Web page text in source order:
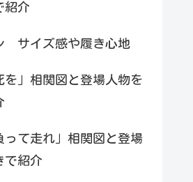
紹介
サイズ感や履き心地
を」相関図と登場人物を
って走れ」相関図と登場
で紹介